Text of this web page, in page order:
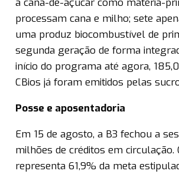
a cana-de-açúcar como matéria-
processam cana e milho; sete
uma produz biocombustível de
segunda geração de forma
início do programa até agora,
CBios já foram emitidos pelas
Posse e aposentadoria
Em 15 de agosto, a B3 fechou a
milhões de créditos em circulação.
representa 61,9% da meta